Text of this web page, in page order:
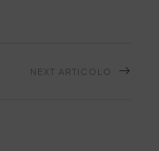
NEXT ARTICOLO